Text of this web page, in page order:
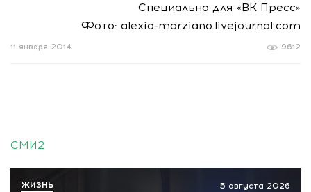
Специально для «ВК Пресс»
Фото: alexio-marziano.livejournal.com
9612
11 января 2014
СМИ2
5 августа 2026
ЖИЗНЬ